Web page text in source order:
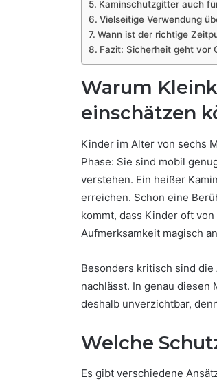
Kaminschutzgitter auch
Vielseitige Verwendung
Wann ist der richtige
Fazit: Sicherheit geht vor
Warum
einschätzen
Kinder im Alter von sechs
Phase: Sie sind mobil
verstehen. Ein heißer
erreichen. Schon eine
kommt, dass Kinder oft
Aufmerksamkeit magisch
Besonders kritisch sind
nachlässt. In genau diesen
deshalb unverzichtbar,
Welche
Es gibt verschiedene